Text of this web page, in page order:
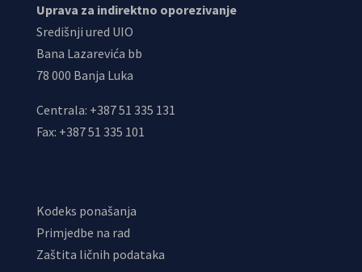
Uprava za indirektno oporezivanje
Središnji ured UIO
Bana Lazarevića bb
78 000 Banja Luka
Centrala: +387 51 335 131
Fax: +387 51 335 101
Kodeks ponašanja
Primjedbe na rad
Zaštita ličnih podataka